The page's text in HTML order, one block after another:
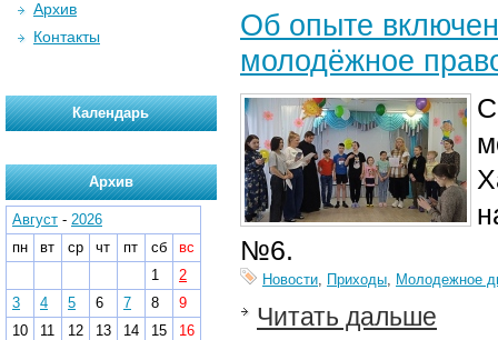
Об опыте
молодёжное
№6.
Новости, Приходы, Молодежное
Читать дальше
Архив
Контакты
Календарь
Архив
Август - 2026
пн
вт ср чт пт сб
вс
1
2
3
4 5 6 7 8
9
10
11 12 13 14 15
16